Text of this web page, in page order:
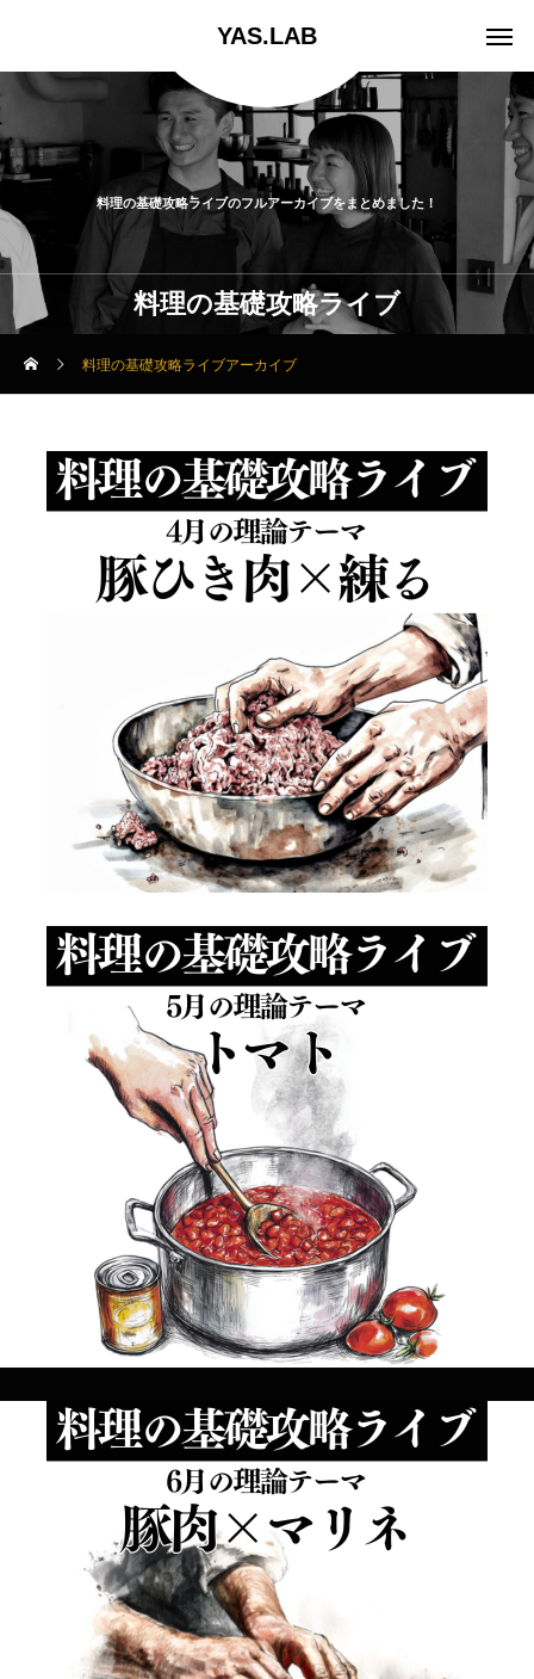
YAS.LAB
料理の基礎攻略ライブのフルアーカイブをまとめました！
料理の基礎攻略ライブ
料理の基礎攻略ライブアーカイブ